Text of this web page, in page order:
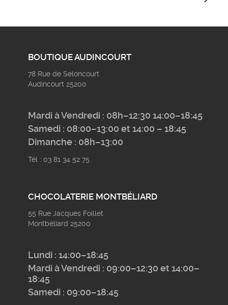
BOUTIQUE AUDINCOURT
78 Rue de Seloncourt
Audincourt 25200
Mardi à Vendredi : 08h–12:30 14:00–18:45
Samedi : 08:00–13:00 et 14:00 – 18:45
Dimanche : 08h–13:00
Tél : 03 81 34 52 75
CHOCOLATERIE MONTBÉLIARD
55 Rue Jacques Foillet
Montbéliard 25200
Lundi : 14:00–18:45
Mardi à Vendredi : 09:00–12:30 et 14:00–
18:45
Samedi : 09:00–18:45